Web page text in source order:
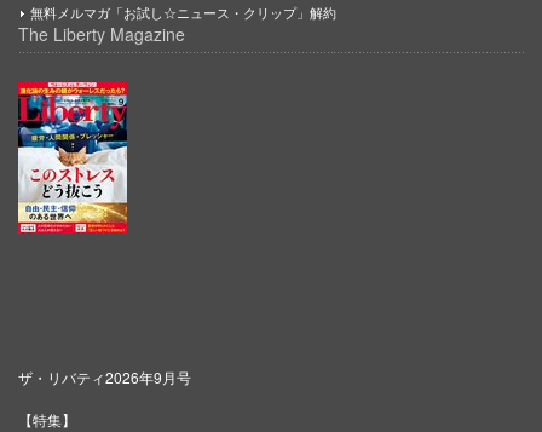
無料メルマガ「お試し☆ニュース・クリップ」解約
The Liberty Magazine
ザ・リバティ2026年9月号
【特集】